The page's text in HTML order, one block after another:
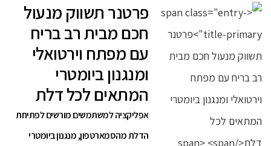
פרטנר תשווק מנעול
חכם מבית רב בריח
עם מפתח וירטואלי
ומנגנון ביומטרי
המתאים לכל דלת
אפליקציה למשתמשים מורשים לפתיחת
הדלת מהסמארטפון, מנגנון ביומטרי